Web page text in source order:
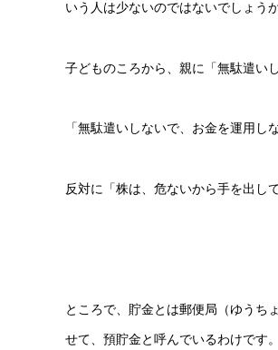
いう人は少ないのではないでしょうか
子どものころから、親に「無駄遣い
「無駄遣いしないで、お金を運用し
反対に「株は、危ないから手を出し
ところで、貯金とは郵便局（ゆうち
せて、預貯金と呼んでいるわけです。